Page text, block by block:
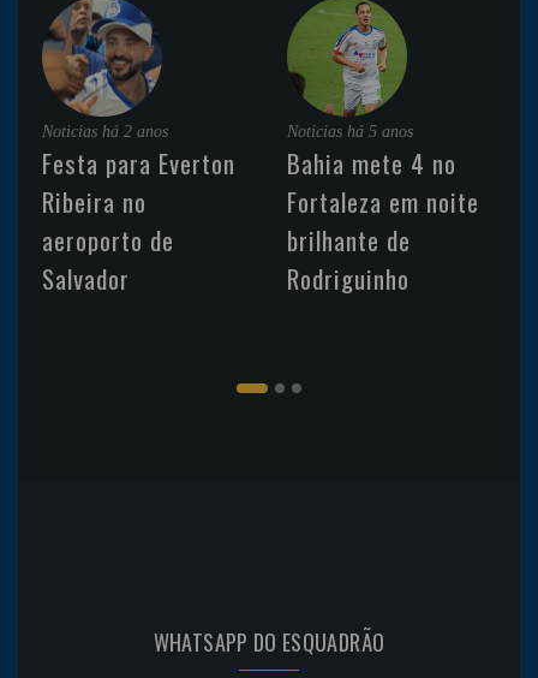
Noticias há 2 anos
Festa para Everton
Ribeira no
aeroporto de
Salvador
Noticias há 5 anos
Bahia mete 4 no
Fortaleza em noite
brilhante de
Rodriguinho
WHATSAPP DO ESQUADRÃO